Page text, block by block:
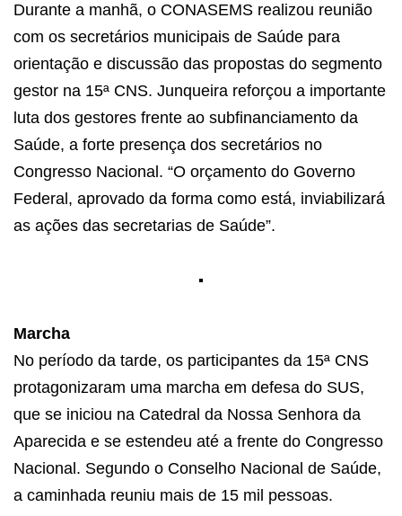
Durante a manhã, o CONASEMS realizou reunião
com os secretários municipais de Saúde para
orientação e discussão das propostas do segmento
gestor na 15ª CNS. Junqueira reforçou a importante
luta dos gestores frente ao subfinanciamento da
Saúde, a forte presença dos secretários no
Congresso Nacional. “O orçamento do Governo
Federal, aprovado da forma como está, inviabilizará
as ações das secretarias de Saúde”.
Marcha
No período da tarde, os participantes da 15ª CNS
protagonizaram uma marcha em defesa do SUS,
que se iniciou na Catedral da Nossa Senhora da
Aparecida e se estendeu até a frente do Congresso
Nacional. Segundo o Conselho Nacional de Saúde,
a caminhada reuniu mais de 15 mil pessoas.